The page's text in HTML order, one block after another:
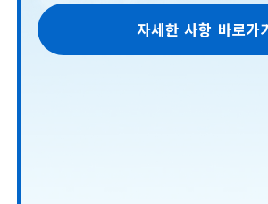
자세한 사항 바로가